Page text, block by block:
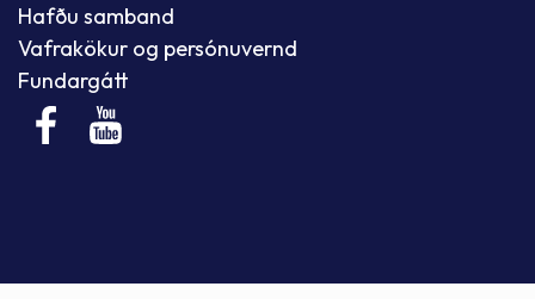
Hafðu samband
Vafrakökur og persónuvernd
Fundargátt